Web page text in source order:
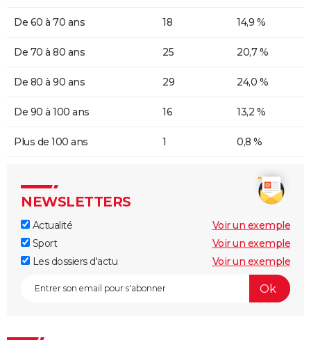
De 60 à 70 ans 18 14,9 %
De 70 à 80 ans 25 20,7 %
De 80 à 90 ans 29 24,0 %
De 90 à 100 ans 16 13,2 %
Plus de 100 ans 1 0,8 %
NEWSLETTERS
Actualité
Voir un exemple
Sport
Voir un exemple
Les dossiers d'actu
Voir un exemple